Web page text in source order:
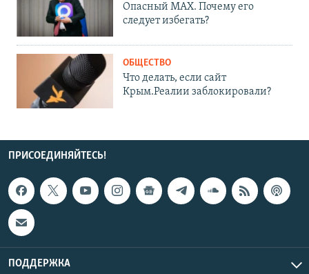
Опасный MAX. Почему его
следует избегать?
ОБЩЕСТВО
Что делать, если сайт
Крым.Реалии заблокировали?
ПРИСОЕДИНЯЙТЕСЬ!
ПОДДЕРЖКА